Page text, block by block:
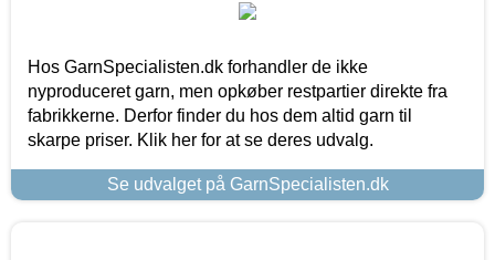
Hos GarnSpecialisten.dk forhandler de ikke
nyproduceret garn, men opkøber restpartier direkte fra
fabrikkerne. Derfor finder du hos dem altid garn til
skarpe priser. Klik her for at se deres udvalg.
Se udvalget på GarnSpecialisten.dk